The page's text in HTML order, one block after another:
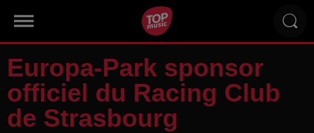
Europa-Park sponsor
officiel du Racing Club
de Strasbourg